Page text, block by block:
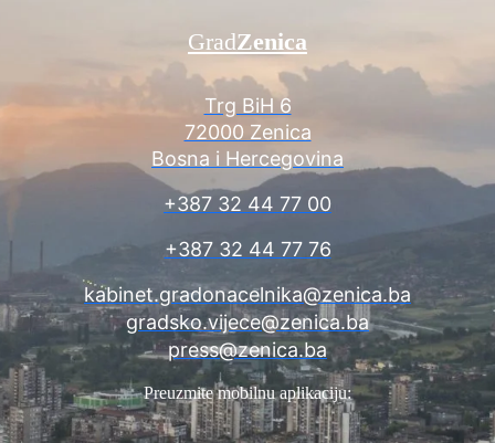
Trg BiH 6
72000 Zenica
Bosna i Hercegovina
+387 32 44 77 00
+387 32 44 77 76
kabinet.gradonacelnika@zenica.ba
gradsko.vijece@zenica.ba
press@zenica.ba
GradZenica
Preuzmite mobilnu aplikaciju: